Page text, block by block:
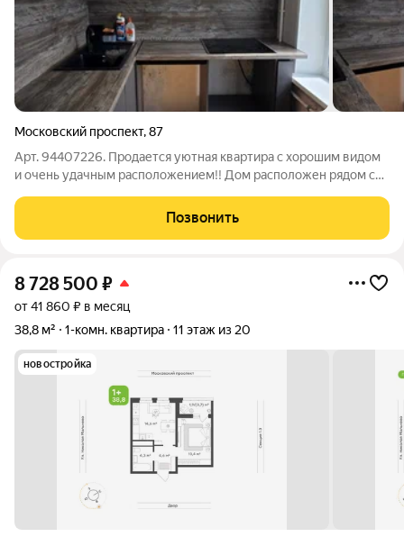
Московский проспект,87
Арт. 94407226. Продается уютная квартира с хорошим видом
и очень удачным расположением!! Дом расположен рядом с
садики, торговые центры и различные магазины. Квартира
аккуратная с
Позвонить
8 728 500 ₽
от 41 860 ₽ в месяц
38,8 м²
1-комн. квартира 11 этаж из 20
новостройка